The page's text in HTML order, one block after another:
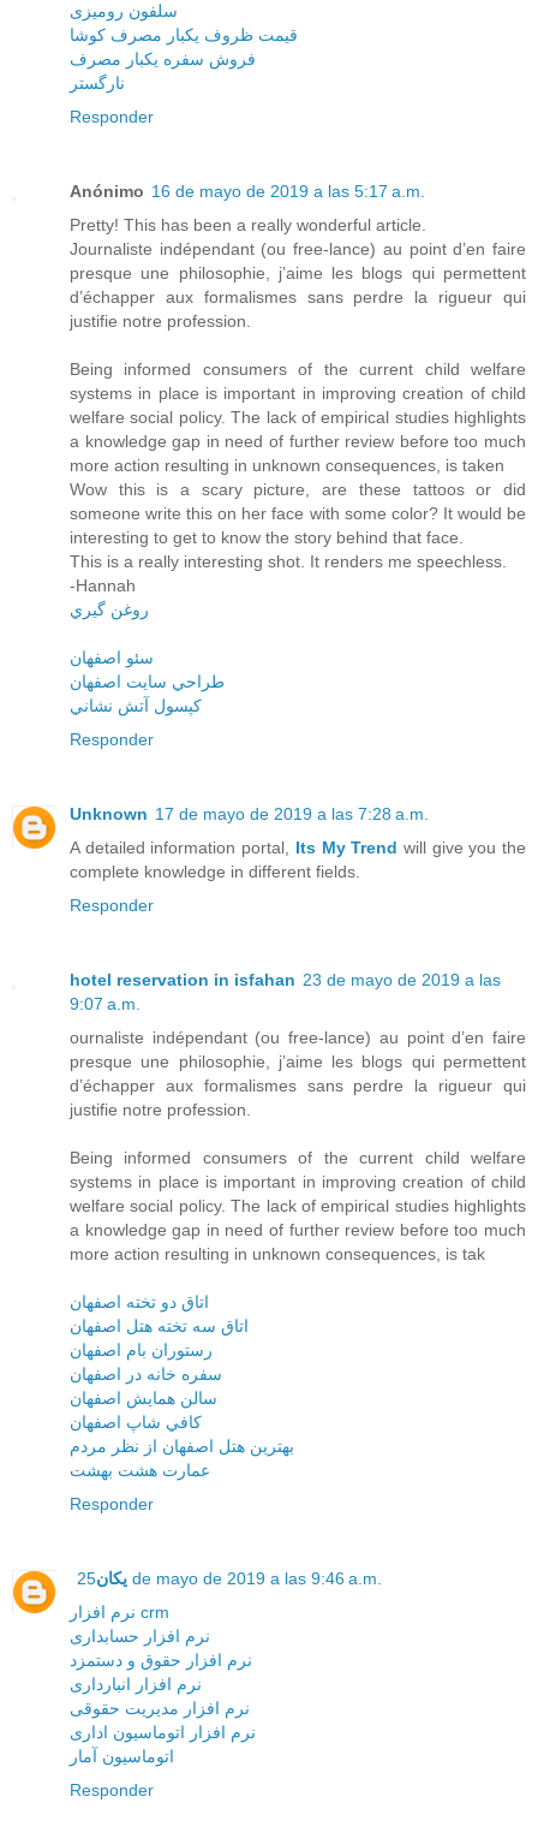
سلفون رومیزی
قیمت ظروف یکبار مصرف کوشا
فروش سفره یکبار مصرف
نارگستر
Responder
Anónimo 16 de mayo de 2019 a las 5:17 a.m.
Pretty! This has been a really wonderful article.
Journaliste indépendant (ou free-lance) au point d’en faire
presque une philosophie, j’aime les blogs qui permettent
d’échapper aux formalismes sans perdre la rigueur qui
justifie notre profession.
Being informed consumers of the current child welfare
systems in place is important in improving creation of child
welfare social policy. The lack of empirical studies highlights
a knowledge gap in need of further review before too much
more action resulting in unknown consequences, is taken
Wow this is a scary picture, are these tattoos or did
someone write this on her face with some color? It would be
interesting to get to know the story behind that face.
This is a really interesting shot. It renders me speechless.
-Hannah
روغن گيري
سئو اصفهان
طراحي سايت اصفهان
کپسول آتش نشاني
Responder
Unknown 17 de mayo de 2019 a las 7:28 a.m.
A detailed information portal, Its My Trend will give you the
complete knowledge in different fields.
Responder
hotel reservation in isfahan 23 de mayo de 2019 a las
9:07 a.m.
ournaliste indépendant (ou free-lance) au point d’en faire
presque une philosophie, j’aime les blogs qui permettent
d’échapper aux formalismes sans perdre la rigueur qui
justifie notre profession.
Being informed consumers of the current child welfare
systems in place is important in improving creation of child
welfare social policy. The lack of empirical studies highlights
a knowledge gap in need of further review before too much
more action resulting in unknown consequences, is tak
اتاق دو تخته اصفهان
اتاق سه تخته هتل اصفهان
رستوران بام اصفهان
سفره خانه در اصفهان
سالن همايش اصفهان
کافي شاپ اصفهان
بهترين هتل اصفهان از نظر مردم
عمارت هشت بهشت
Responder
یکان 25 de mayo de 2019 a las 9:46 a.m.
نرم افزار crm
نرم افزار حسابداری
نرم افزار حقوق و دستمزد
نرم افزار انبارداری
نرم افزار مديريت حقوقی
نرم افزار اتوماسيون اداری
اتوماسيون آمار
Responder